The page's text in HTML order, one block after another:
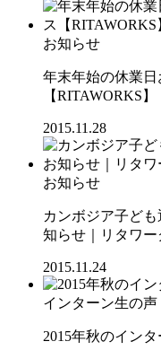
お知らせ
年末年始の休業
【RITAWORKS】
2015.11.28
お知らせ
カンボジア子ど
知らせ｜リタワー
2015.11.24
インターン生の声
2015年秋のイン